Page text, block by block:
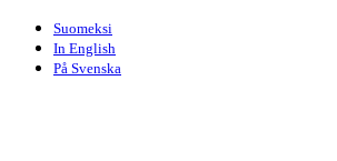
Suomeksi
In English
På Svenska